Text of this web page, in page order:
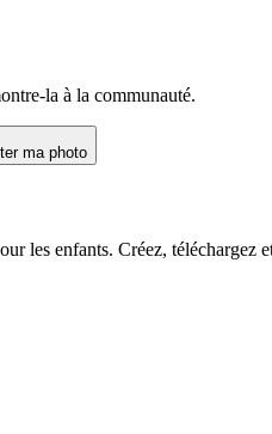
la à la communauté.
ma photo
les enfants. Créez, téléchargez